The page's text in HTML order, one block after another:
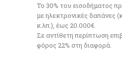
Το 30% του εισοδήματος
με ηλεκτρονικές δαπάνες
κ.λπ.), έως 20.000€.
Σε αντίθετη περίπτωση
φόρος 22% στη διαφορά.